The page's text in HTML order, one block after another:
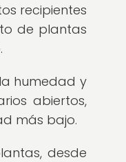
recipientes
de plantas
humedad y
abiertos,
más bajo.
desde